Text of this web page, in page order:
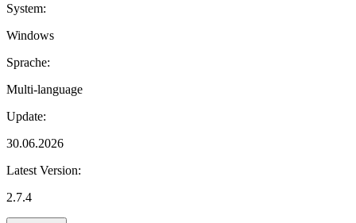
System:
Windows
Sprache:
Multi-language
Update:
30.06.2026
Latest Version:
2.7.4